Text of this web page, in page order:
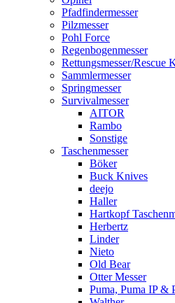
Pfadfindermesser
Pilzmesser
Pohl Force
Regenbogenmesser
Rettungsmesser/Rescue
Sammlermesser
Springmesser
Survivalmesser
AITOR
Rambo
Sonstige
Taschenmesser
Böker
Buck Knives
deejo
Haller
Hartkopf
Herbertz
Linder
Nieto
Old Bear
Otter Messer
Puma, Puma IP &